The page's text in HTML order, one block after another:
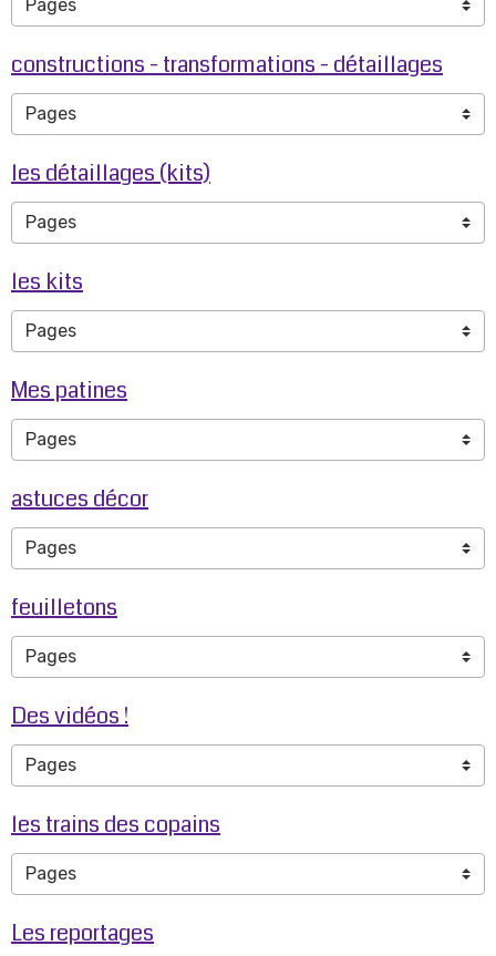
constructions - transformations - détaillages
les détaillages (kits)
les kits
Mes patines
astuces décor
feuilletons
Des vidéos !
les trains des copains
Les reportages